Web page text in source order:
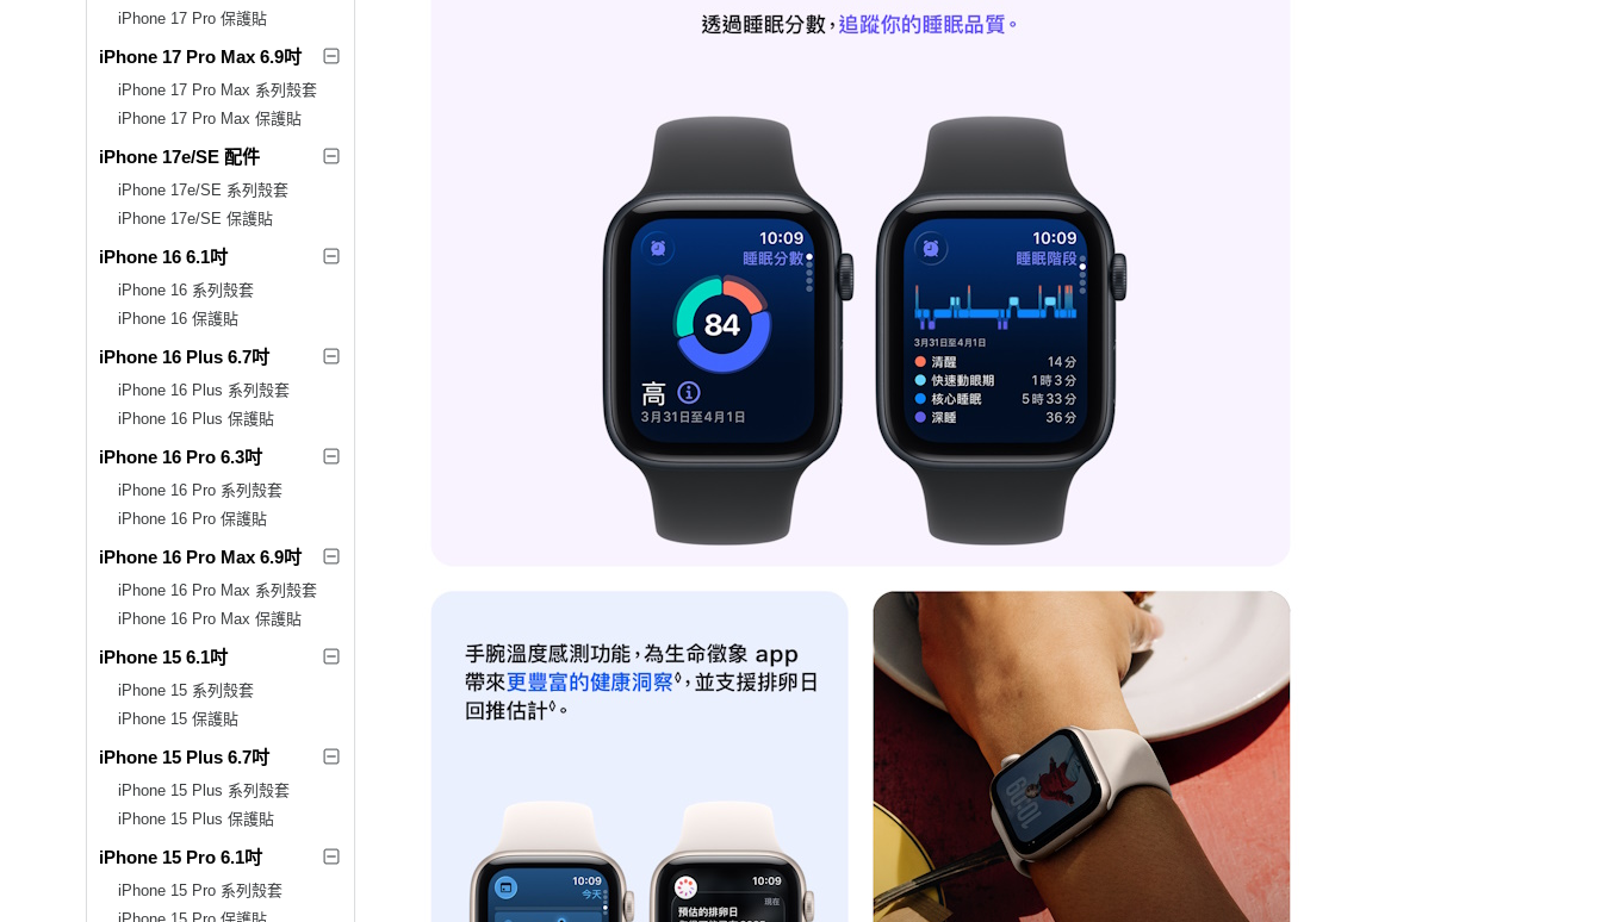
iPhone 17 Pro 保護貼
iPhone 17 Pro Max 6.9吋
iPhone 17 Pro Max 系列殼套
iPhone 17 Pro Max 保護貼
iPhone 17e/SE 配件
iPhone 17e/SE 系列殼套
iPhone 17e/SE 保護貼
iPhone 16 6.1吋
iPhone 16 系列殼套
iPhone 16 保護貼
iPhone 16 Plus 6.7吋
iPhone 16 Plus 系列殼套
iPhone 16 Plus 保護貼
iPhone 16 Pro 6.3吋
iPhone 16 Pro 系列殼套
iPhone 16 Pro 保護貼
iPhone 16 Pro Max 6.9吋
iPhone 16 Pro Max 系列殼套
iPhone 16 Pro Max 保護貼
iPhone 15 6.1吋
iPhone 15 系列殼套
iPhone 15 保護貼
iPhone 15 Plus 6.7吋
iPhone 15 Plus 系列殼套
iPhone 15 Plus 保護貼
iPhone 15 Pro 6.1吋
iPhone 15 Pro 系列殼套